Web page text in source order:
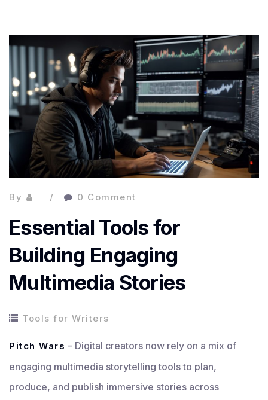
By 0 Comment
Essential Tools for
Building Engaging
Multimedia Stories
Tools for Writers
Pitch Wars – Digital creators now rely on a mix of
engaging multimedia storytelling tools to plan,
produce, and publish immersive stories across